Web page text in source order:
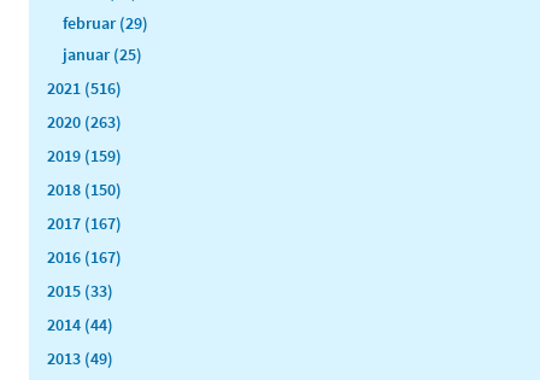
februar (29)
januar (25)
2021 (516)
2020 (263)
2019 (159)
2018 (150)
2017 (167)
2016 (167)
2015 (33)
2014 (44)
2013 (49)